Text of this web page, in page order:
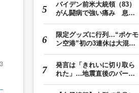
バイデン前米大統領（83）
がん闘病で強い痛み 息子
限定グッズに行列…“ポケモ
ン空港”初の3連休は大混雑
発言は「きれいに切り取ら
れた」…地震直後のパーテ